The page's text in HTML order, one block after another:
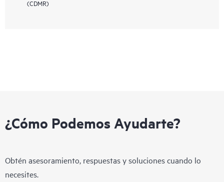
(CDMR)
¿Cómo Podemos Ayudarte?
Obtén asesoramiento, respuestas y soluciones cuando lo
necesites.